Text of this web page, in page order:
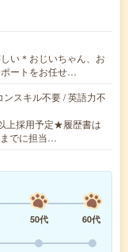
い＊おじいちゃん、お
ートをお任せ…
スキル不要 / 英語力不
上採用予定★履歴書は
でに担当…
50代
60代